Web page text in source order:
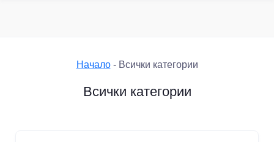
Начало- Всички категории
Всички категории